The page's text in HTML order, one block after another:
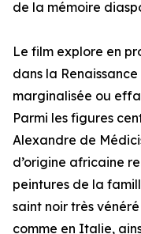
de la mémoire
Le film explore en
dans la
marginalisée ou
Parmi les figures
Alexandre de
d’origine africaine
peintures de la
saint noir très
comme en Italie,